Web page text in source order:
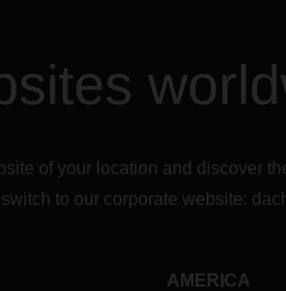
of your location and discover
to our corporate website:
AMERICA